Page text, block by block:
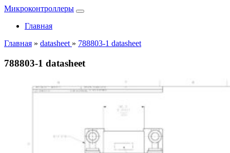
Микроконтроллеры
Главная
Главная » datasheet » 788803-1 datasheet
788803-1 datasheet